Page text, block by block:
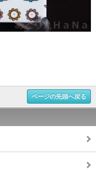
ページの先頭へ戻る